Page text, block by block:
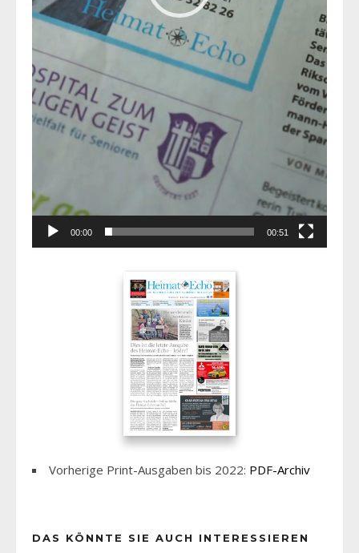
00:00 00:51
Vorherige Print-Ausgaben bis 2022: PDF-Archiv
DAS KÖNNTE SIE AUCH INTERESSIEREN